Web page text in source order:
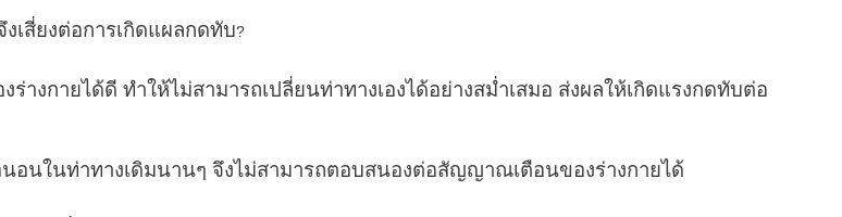
เสี่ยงต่อการเกิดแผลกดทับ?
งกายได้ดี ทำให้ไม่สามารถเปลี่ยนท่าทางเองได้อย่างสม่ำเสมอ ส่งผลให้เกิดแรงกดทับต่อ
อนในท่าทางเดิมนานๆ จึงไม่สามารถตอบสนองต่อสัญญาณเตือนของร่างกายได้